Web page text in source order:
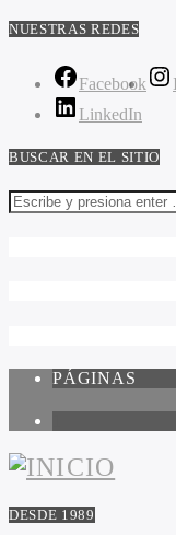
NUESTRAS REDES
Facebook
LinkedIn
BUSCAR EN EL SITIO
PÁGINAS
DESDE 1989